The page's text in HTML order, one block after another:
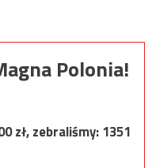
Polonia!
zł, zebraliśmy:1351